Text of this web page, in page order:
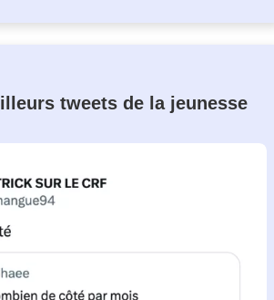
tweets de la jeunesse